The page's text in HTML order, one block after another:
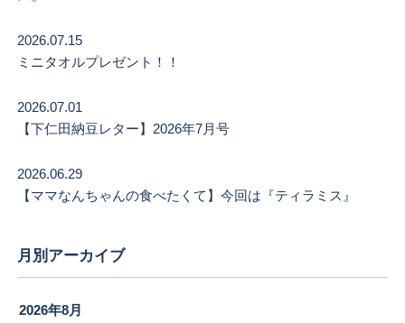
ミニタオルプレゼント！！
2026.07.15
【下仁田納豆レター】2026年7月号
2026.07.01
【ママなんちゃんの食べたくて】今回は『ティラミス』
2026.06.29
月別アーカイブ
2026年8月